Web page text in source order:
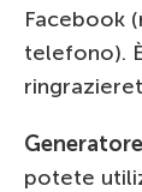
Facebook
telefono).
potete